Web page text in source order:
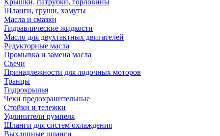
Крышки, патрубки, горловины
Шланги, груши, хомуты
Масла и смазки
Гидравлические жидкости
Масло для двухтактных двигателей
Редукторные масла
Промывка и замена масла
Свечи
Принадлежности для лодочных моторов
Транцы
Гидрокрылья
Чеки предохранительные
Стойки и тележки
Удлинители румпеля
Шланги для систем охлаждения
Выхлопные шланги